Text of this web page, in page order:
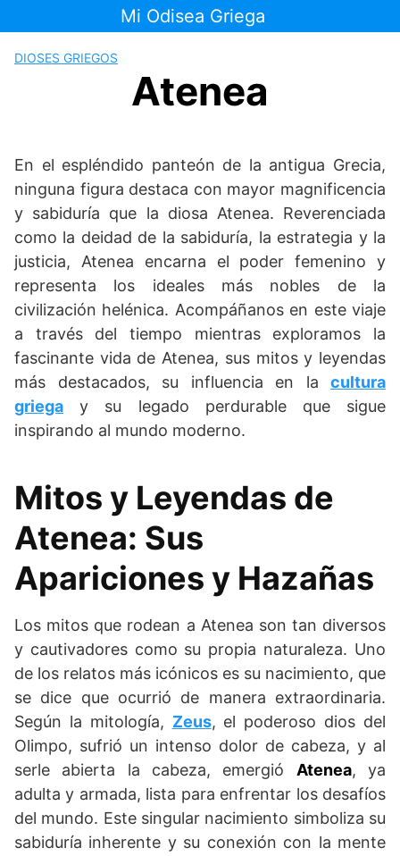
al
contenido
Mi Odisea Griega
DIOSES GRIEGOS
Atenea
En el espléndido panteón de la antigua Grecia,
ninguna figura destaca con mayor magnificencia
y sabiduría que la diosa Atenea. Reverenciada
como la deidad de la sabiduría, la estrategia y la
justicia, Atenea encarna el poder femenino y
representa los ideales más nobles de la
civilización helénica. Acompáñanos en este viaje
a través del tiempo mientras exploramos la
fascinante vida de Atenea, sus mitos y leyendas
más destacados, su influencia en la cultura
griega y su legado perdurable que sigue
inspirando al mundo moderno.
Mitos y Leyendas de
Atenea: Sus
Apariciones y Hazañas
Los mitos que rodean a Atenea son tan diversos
y cautivadores como su propia naturaleza. Uno
de los relatos más icónicos es su nacimiento, que
se dice que ocurrió de manera extraordinaria.
Según la mitología, Zeus, el poderoso dios del
Olimpo, sufrió un intenso dolor de cabeza, y al
serle abierta la cabeza, emergió Atenea, ya
adulta y armada, lista para enfrentar los desafíos
del mundo. Este singular nacimiento simboliza su
sabiduría inherente y su conexión con la mente